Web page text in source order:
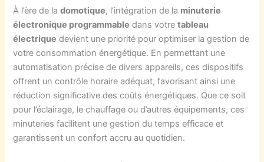
À l’ère de ladomotique, l’intégration de la minuterie
électronique programmable dans votretableau
électrique devient une priorité pour optimiser la gestion de
votre consommation énergétique. En permettant une
automatisation précise de divers appareils, ces dispositifs
offrent un contrôle horaire adéquat, favorisant ainsi une
réduction significative des coûts énergétiques. Que ce soit
pour l’éclairage, le chauffage ou d’autres équipements, ces
minuteries facilitent une gestion du temps efficace et
garantissent un confort accru au quotidien.